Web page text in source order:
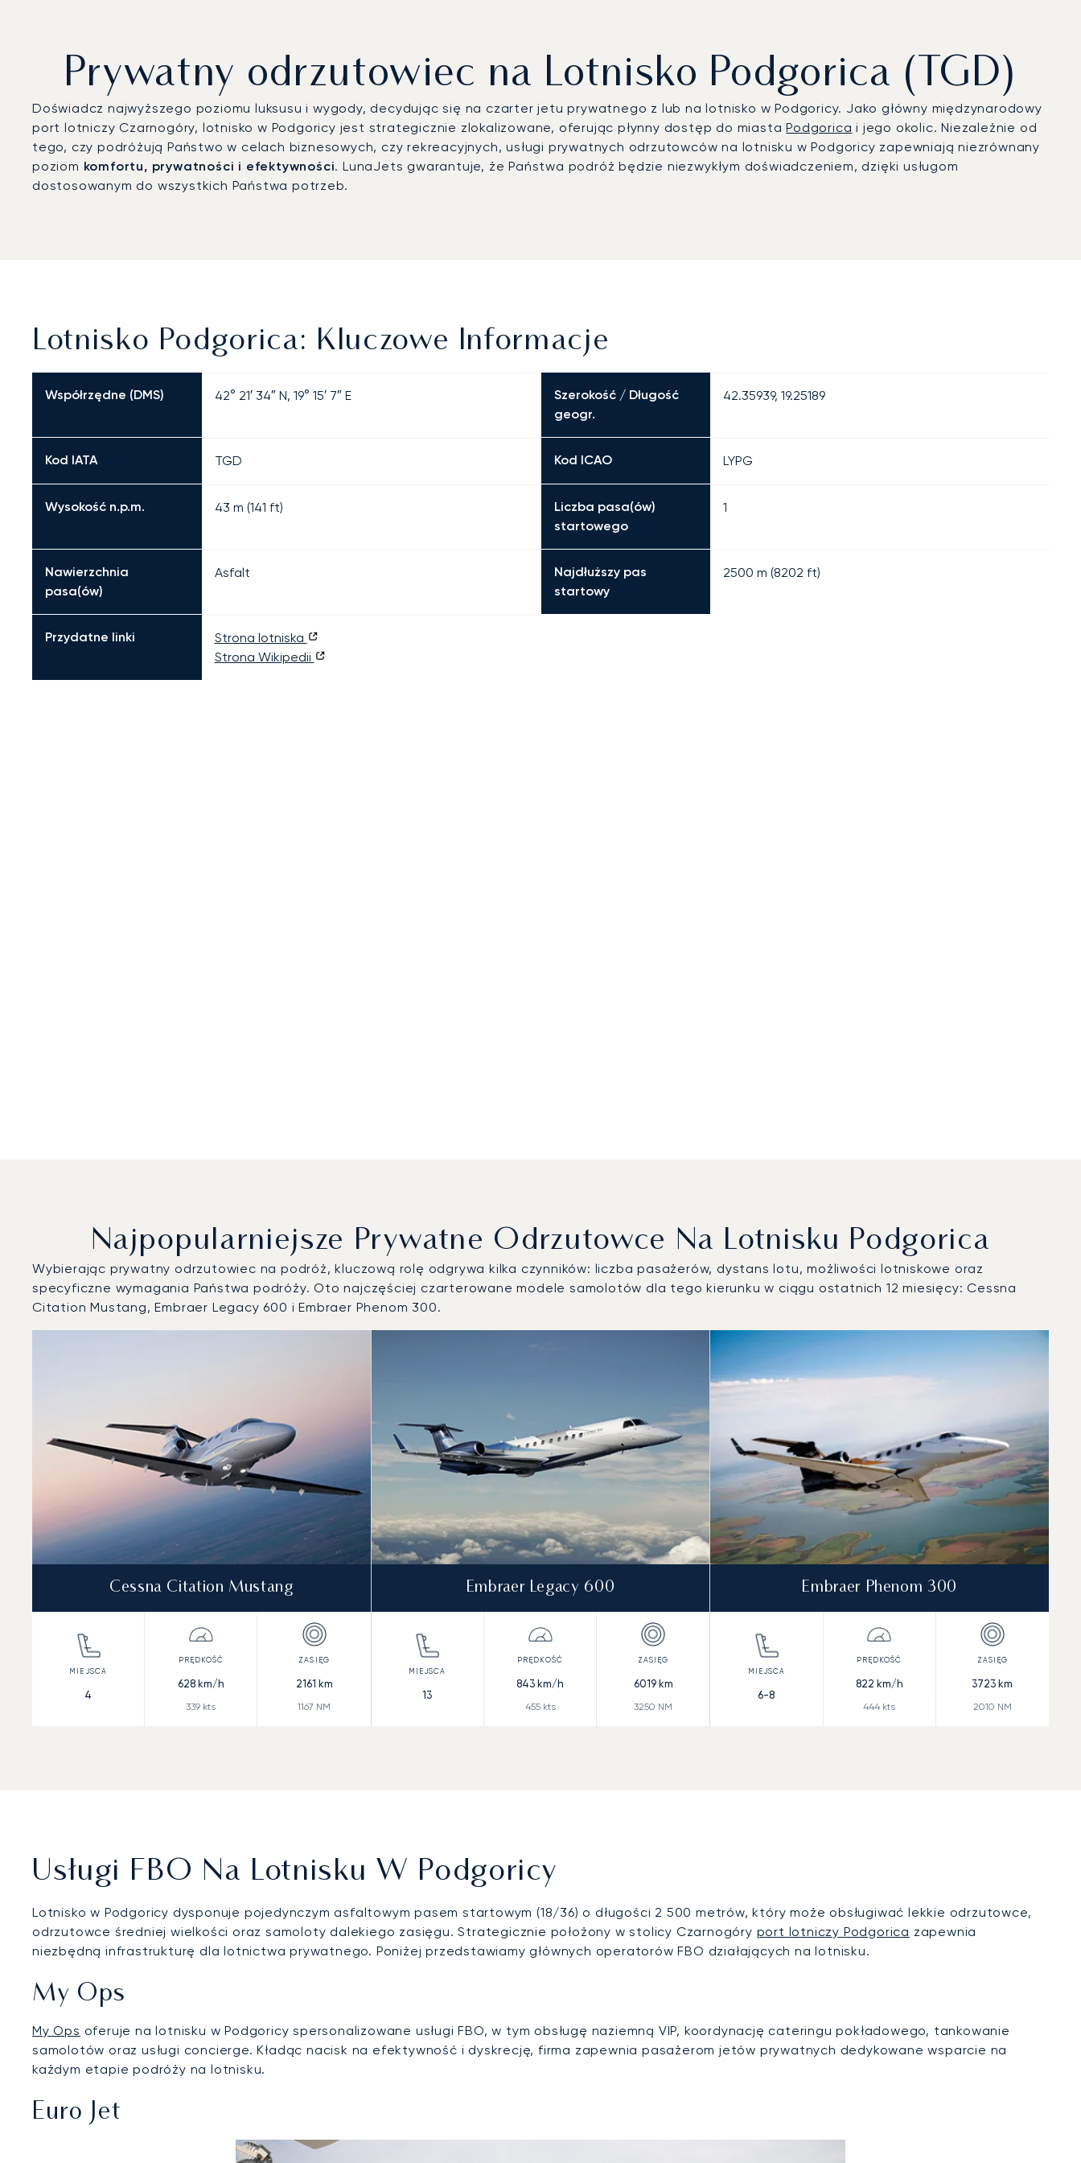
Prywatny odrzutowiec na Lotnisko Podgorica (TGD)
Doświadcz najwyższego poziomu luksusu i wygody, decydując się na czarter jetu prywatnego z lub na lotnisko w Podgoricy. Jako główny międzynarodowy
port lotniczy Czarnogóry, lotnisko w Podgoricy jest strategicznie zlokalizowane, oferując płynny dostęp do miastaPodgorica i jego okolic. Niezależnie od
tego, czy podróżują Państwo w celach biznesowych, czy rekreacyjnych, usługi prywatnych odrzutowców na lotnisku w Podgoricy zapewniają niezrównany
poziom komfortu, prywatności i efektywności. LunaJets gwarantuje, że Państwa podróż będzie niezwykłym doświadczeniem, dzięki usługom
dostosowanym do wszystkich Państwa potrzeb.
Lotnisko Podgorica: Kluczowe Informacje
Współrzędne (DMS) 42° 21′ 34″ N, 19° 15′ 7″ E
Szerokość / Długość
geogr.
42.35939, 19.25189
Kod IATA TGD Kod ICAO LYPG
Wysokość n.p.m. 43 m (141 ft)
Liczba pasa(ów)
startowego
1
Nawierzchnia
pasa(ów)
Asfalt
Najdłuższy pas
startowy
2500 m (8202 ft)
Przydatne linki
Strona lotniska
Strona Wikipedii
Najpopularniejsze Prywatne Odrzutowce Na Lotnisku Podgorica
Wybierając prywatny odrzutowiec na podróż, kluczową rolę odgrywa kilka czynników: liczba pasażerów, dystans lotu, możliwości lotniskowe oraz
specyficzne wymagania Państwa podróży. Oto najczęściej czarterowane modele samolotów dla tego kierunku w ciągu ostatnich 12 miesięcy: Cessna
Citation Mustang, Embraer Legacy 600 i Embraer Phenom 300.
Lotnisko Podgorica : 3 najpopularniejsze modele statków powietrznych według liczby operacji lotniczych w 2025 roku
Cessna Citation Mustang
4
628km/h
339 kts
2161 km
1167 NM
Embraer Legacy 600
13
843 km/h
455kts
6019km
3250 NM
Embraer Phenom 300
6-8
822 km/h
444 kts
3723 km
2010 NM
Usługi FBO Na Lotnisku W Podgoricy
Lotnisko w Podgoricy dysponuje pojedynczym asfaltowym pasem startowym (18/36) o długości 2 500 metrów, który może obsługiwać lekkie odrzutowce,
odrzutowce średniej wielkości oraz samoloty dalekiego zasięgu. Strategicznie położony w stolicy Czarnogóry port lotniczy Podgorica zapewnia
niezbędną infrastrukturę dla lotnictwa prywatnego. Poniżej przedstawiamy głównych operatorów FBO działających na lotnisku.
My Ops
My Ops oferuje na lotnisku w Podgoricy spersonalizowane usługi FBO, w tym obsługę naziemną VIP, koordynację cateringu pokładowego, tankowanie
samolotów oraz usługi concierge. Kładąc nacisk na efektywność i dyskrecję, firma zapewnia pasażerom jetów prywatnych dedykowane wsparcie na
każdym etapie podróży na lotnisku.
Euro Jet